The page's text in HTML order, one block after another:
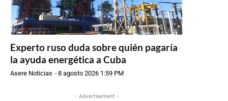
Experto ruso duda sobre quién pagaría
la ayuda energética a Cuba
Asere Noticias -8 agosto 2026 1:59 PM
- Advertisement -